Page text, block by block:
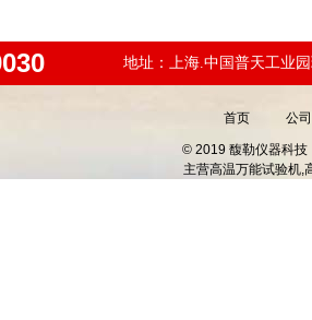
地址：上海.中国普天工业
首页 公
© 2019 馥勒仪器科技
主营高温万能试验机,